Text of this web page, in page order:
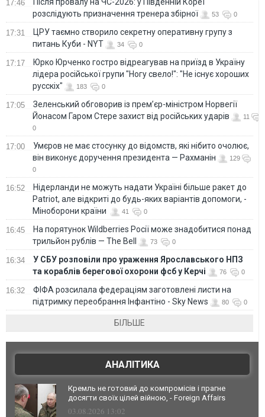
17:46
розслідують призначення тренера збірної
53 0
17:31
ЦРУ таємно створило секретну оперативну групу з
питань Куби - NYT
34 0
17:17
Юрко Юрченко гостро відреагував на приїзд в Україну
лідера російської групи "Ногу свело!": "Не існує хороших
русскіх"
183 0
17:05
Зеленський обговорив із прем’єр-міністром Норвегії
Йонасом Гаром Стере захист від російських ударів
11
0
17:00
Умєров не має стосунку до відомств, які нібито очолює,
він виконує доручення президента — Рахманін
129
0
16:52
Нідерланди не можуть надати Україні більше ракет до
Patriot, але відкриті до будь-яких варіантів допомоги, -
Міноборони країни
41 0
16:45
На порятунок Wildberries Росії може знадобитися понад
трильйон рублів — The Bell
73 0
16:34
У СБУ розповіли про ураження Ярославського НПЗ
та кораблів берегової охорони фсб у Керчі
76 0
16:32
ФІФА розсилала федераціям заготовлені листи на
підтримку переобрання Інфантіно - Sky News
80 0
БІЛЬШЕ
АНАЛІТИКА
Кремль не готовий до компромісів і прагне
досягти своїх цілей війною, - Foreign Affairs
03.08.2026 13:02